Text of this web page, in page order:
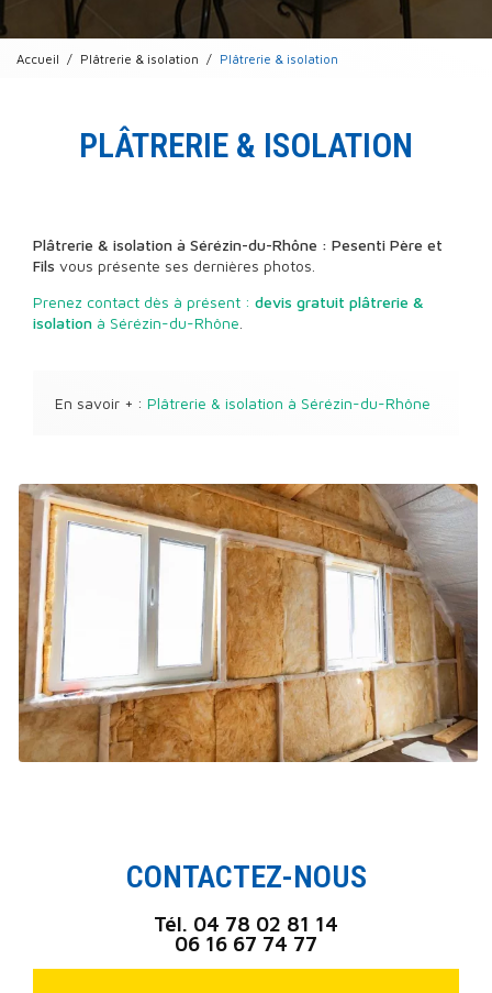
Accueil Plâtrerie & isolation Plâtrerie & isolation
PLÂTRERIE & ISOLATION
Plâtrerie & isolation à Sérézin-du-Rhône : Pesenti Père et
Fils vous présente ses dernières photos.
Prenez contact dès à présent : devis gratuit plâtrerie &
isolation à Sérézin-du-Rhône
En savoir + : Plâtrerie & isolation à Sérézin-du-Rhône
CONTACTEZ-NOUS
Tél. 04 78 02 81 14
06 16 67 74 77